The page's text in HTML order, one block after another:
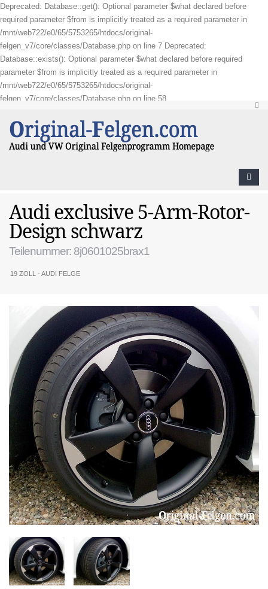
Deprecated: Database::get(): Optional parameter $what declared before
required parameter $from is implicitly treated as a required parameter in
/mnt/web722/e0/65/5753265/htdocs/original-
felgen_v7/core/classes/Database.php on line 7 Deprecated:
Database::exists(): Optional parameter $what declared before required
parameter $from is implicitly treated as a required parameter in
/mnt/web722/e0/65/5753265/htdocs/original-
felgen_v7/core/classes/Database.php on line 58
Audi exclusive 5-Arm-Rotor-
Design schwarz
Teilenummer: 8j0601025brax1
19 ZOLL - AUDI FELGE